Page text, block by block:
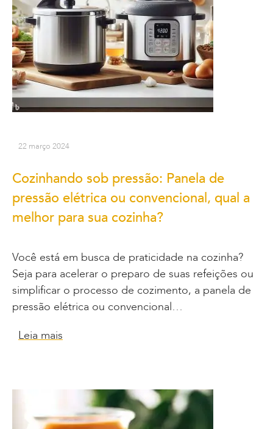
22 março 2024
Cozinhando sob pressão: Panela de
pressão elétrica ou convencional, qual a
melhor para sua cozinha?
Você está em busca de praticidade na cozinha?
Seja para acelerar o preparo de suas refeições ou
simplificar o processo de cozimento, a panela de
pressão elétrica ou convencional…
Leia mais